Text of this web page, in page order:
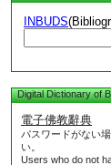
INBUDS
Digital Dictionary of
電子佛教辭典
パスワードがない
い。
Users who do not